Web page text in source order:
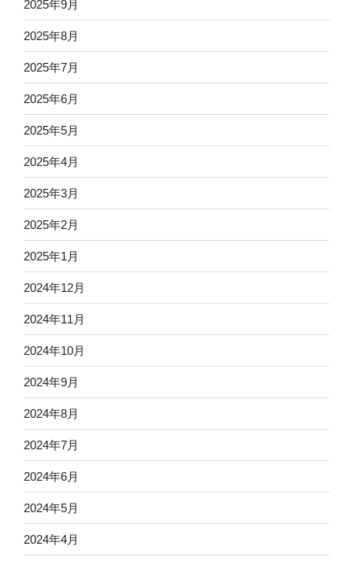
2025年9月
2025年8月
2025年7月
2025年6月
2025年5月
2025年4月
2025年3月
2025年2月
2025年1月
2024年12月
2024年11月
2024年10月
2024年9月
2024年8月
2024年7月
2024年6月
2024年5月
2024年4月